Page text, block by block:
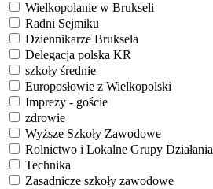
Wielkopolanie w Brukseli
Radni Sejmiku
Dziennikarze Bruksela
Delegacja polska KR
szkoły średnie
Europosłowie z Wielkopolski
Imprezy - goście
zdrowie
Wyższe Szkoły Zawodowe
Rolnictwo i Lokalne Grupy Działania
Technika
Zasadnicze szkoły zawodowe